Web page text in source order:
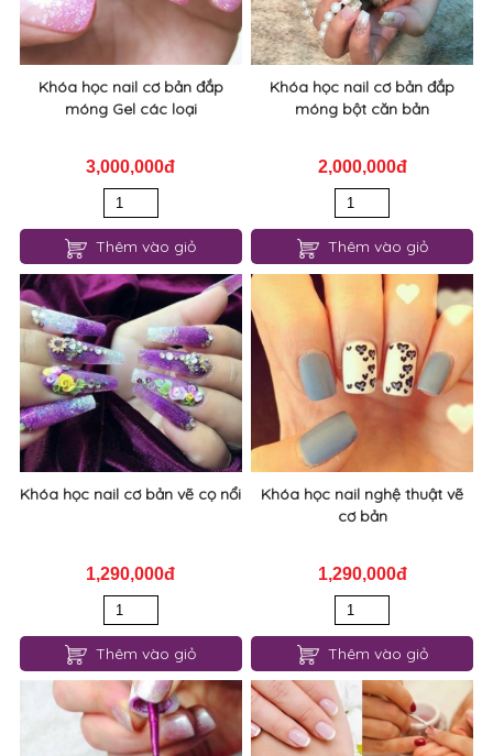
Khóa học nail cơ bản đắp
móng Gel các loại
3,000,000đ
Thêm vào giỏ
Khóa học nail cơ bản đắp
móng bột căn bản
2,000,000đ
Thêm vào giỏ
Khóa học nail cơ bản vẽ cọ nổi
1,290,000đ
Thêm vào giỏ
Khóa học nail nghệ thuật vẽ
cơ bản
1,290,000đ
Thêm vào giỏ